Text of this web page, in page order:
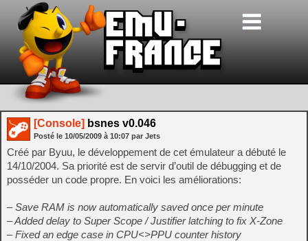
[Console] bsnes v0.046
Posté le 10/05/2009 à 10:07 par Jets
Créé par Byuu, le développement de cet émulateur a débuté le
14/10/2004. Sa priorité est de servir d’outil de débugging et de
posséder un code propre. En voici les améliorations:
– Save RAM is now automatically saved once per minute
– Added delay to Super Scope / Justifier latching to fix X-Zone
– Fixed an edge case in CPU<>PPU counter history